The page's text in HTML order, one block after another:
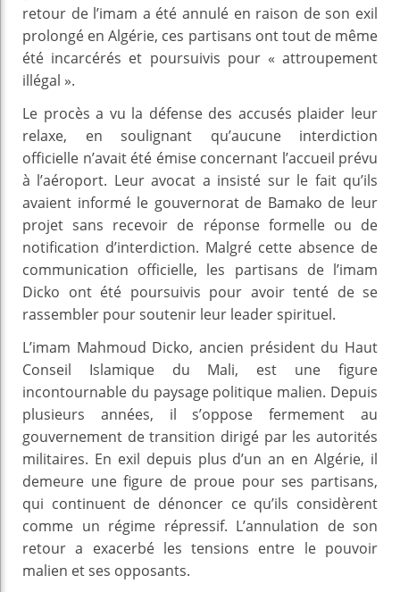
retour de l’imam a été annulé en raison de son exil
prolongé en Algérie, ces partisans ont tout de même
été incarcérés et poursuivis pour « attroupement
illégal ».
Le procès a vu la défense des accusés plaider leur
relaxe, en soulignant qu’aucune interdiction
officielle n’avait été émise concernant l’accueil prévu
à l’aéroport. Leur avocat a insisté sur le fait qu’ils
avaient informé le gouvernorat de Bamako de leur
projet sans recevoir de réponse formelle ou de
notification d’interdiction. Malgré cette absence de
communication officielle, les partisans de l’imam
Dicko ont été poursuivis pour avoir tenté de se
rassembler pour soutenir leur leader spirituel.
L’imam Mahmoud Dicko, ancien président du Haut
Conseil Islamique du Mali, est une figure
incontournable du paysage politique malien. Depuis
plusieurs années, il s’oppose fermement au
gouvernement de transition dirigé par les autorités
militaires. En exil depuis plus d’un an en Algérie, il
demeure une figure de proue pour ses partisans,
qui continuent de dénoncer ce qu’ils considèrent
comme un régime répressif. L’annulation de son
retour a exacerbé les tensions entre le pouvoir
malien et ses opposants.